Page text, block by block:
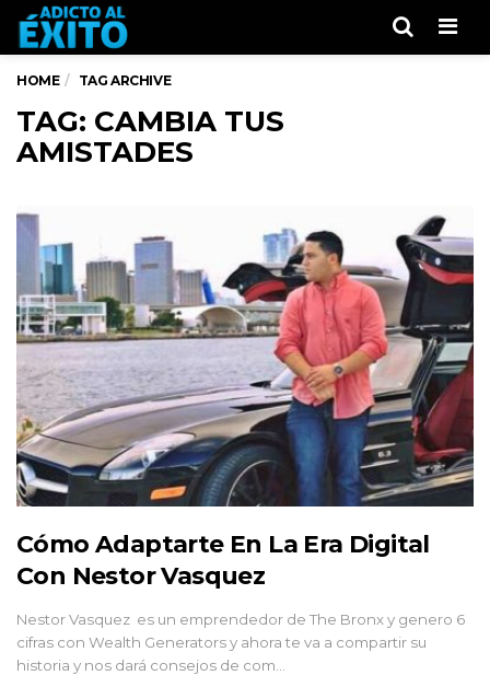
HOME TAG ARCHIVE
TAG: CAMBIA TUS
AMISTADES
Cómo Adaptarte En La Era Digital
Con Nestor Vasquez
Nestor Vasquez es un emprendedor de The Bronx y genero 6
cifras con Wealth Generators y ahora te va a compartir su
historia y nos dará consejos de com…